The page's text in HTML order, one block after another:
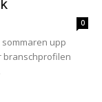
0
sommaren upp
branschprofilen